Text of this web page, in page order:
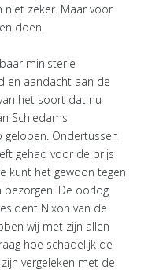
niet zeker. Maar voor
doen.
ministerie
en aandacht aan de
het soort dat nu
Schiedams
gelopen. Ondertussen
gehad voor de prijs
kunt het gewoon tegen
bezorgen. De oorlog
Nixon van de
wij met zijn allen
hoe schadelijk de
vergeleken met de